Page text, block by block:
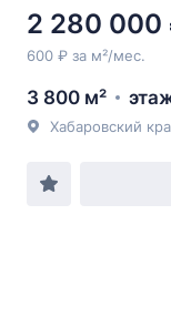
2 280 000
600 ₽ за м²/мес.
3 800 м²
Хабаровский